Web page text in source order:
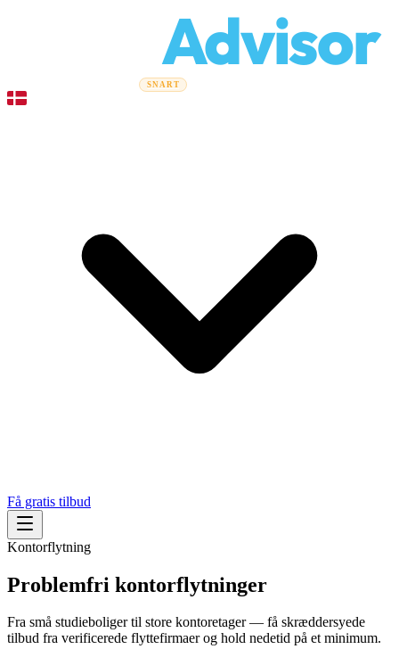
Advisor
Flyttefirmaer SNART
Få gratis tilbud
Kontorflytning
Problemfri kontorflytninger
Fra små studieboliger til store kontoretager — få skræddersyede
tilbud fra verificerede flyttefirmaer og hold nedetid på et minimum.